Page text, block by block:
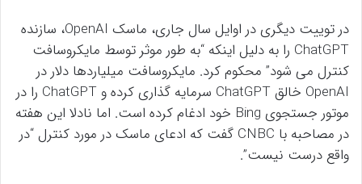
در توییت دیگری در اوایل سال جاری، ماسک OpenAI، سازنده
ChatGPT را به دلیل اینکه “به طور موثر توسط مایکروسافت
کنترل می شود” محکوم کرد. مایکروسافت میلیاردها دلار در
OpenAI خالق ChatGPT سرمایه گذاری کرده و ChatGPT را در
موتور جستجوی Bing خود ادغام کرده است. اما نادلا این هفته
در مصاحبه با CNBC گفت که ادعای ماسک در مورد کنترل “در
واقع درست نیست”.